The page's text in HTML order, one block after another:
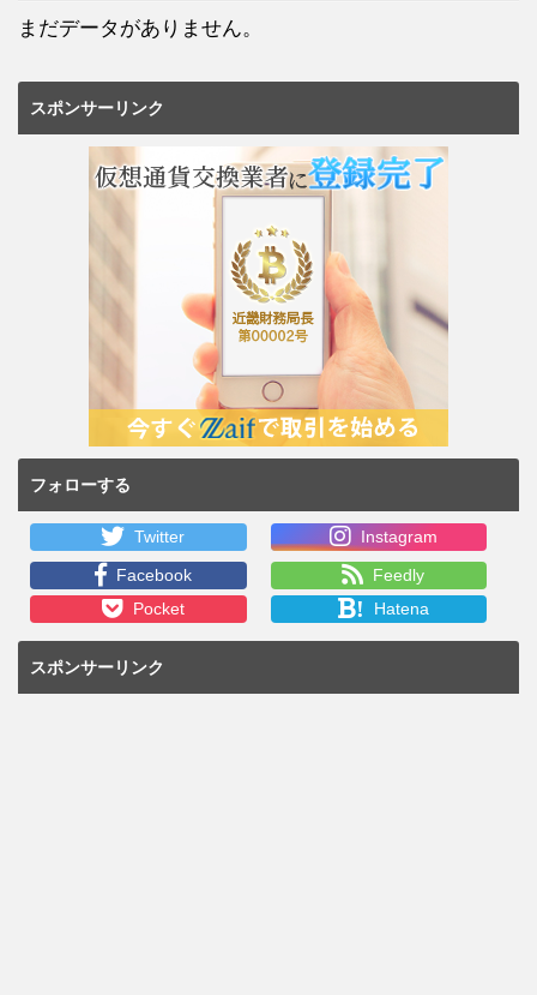
まだデータがありません。
スポンサーリンク
フォローする
Twitter
Instagram
Facebook
Feedly
Pocket
! Hatena
スポンサーリンク